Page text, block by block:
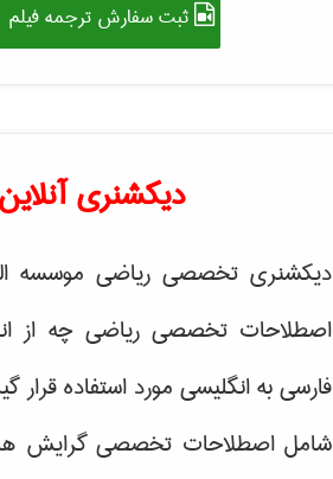
ثبت سفارش ترجمه فیلم
دیکشنری
دیکشنری تخصصی ریاضی موسسه
اصطلاحات تخصصی ریاضی چه از
فارسی به انگلیسی مورد استفاده قرار
شامل اصطلاحات تخصصی گرایش